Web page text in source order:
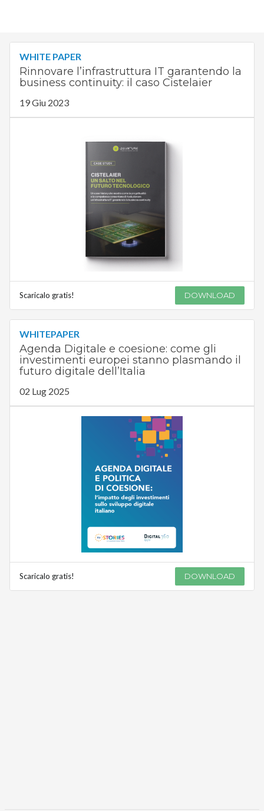
WHITE PAPER
Rinnovare l’infrastruttura IT garantendo la
business continuity: il caso Cistelaier
19 Giu 2023
Scaricalo gratis! DOWNLOAD
WHITEPAPER
Agenda Digitale e coesione: come gli
investimenti europei stanno plasmando il
futuro digitale dell’Italia
02 Lug 2025
Scaricalo gratis! DOWNLOAD